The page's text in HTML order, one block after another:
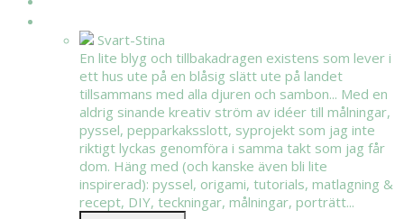
Svart-Stina
En lite blyg och tillbakadragen existens som lever i
ett hus ute på en blåsig slätt ute på landet
tillsammans med alla djuren och sambon... Med en
aldrig sinande kreativ ström av idéer till målningar,
pyssel, pepparkaksslott, syprojekt som jag inte
riktigt lyckas genomföra i samma takt som jag får
dom. Häng med (och kanske även bli lite
inspirerad): pyssel, origami, tutorials, matlagning &
recept, DIY, teckningar, målningar, porträtt...